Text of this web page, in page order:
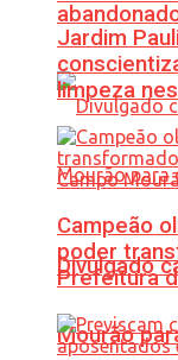
Divulgado
Mourão
Jardim
limpeza
Campeão
poder
Prefeitura